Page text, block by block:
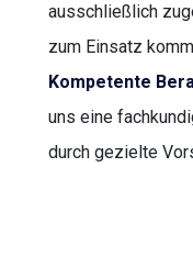
ausschließlich
zum Einsatz
Kompetente
uns eine
durch gezielte